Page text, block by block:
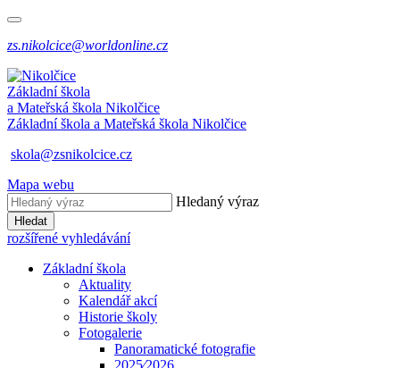
zs.nikolcice@worldonline.cz
Základní škola
a Mateřská škola Nikolčice
Základní škola a Mateřská škola Nikolčice
skola@zsnikolcice.cz
Mapa webu
Hledaný výraz
Hledat
rozšířené vyhledávání
Základní škola
Aktuality
Kalendář akcí
Historie školy
Fotogalerie
Panoramatické fotografie
2025⁄2026